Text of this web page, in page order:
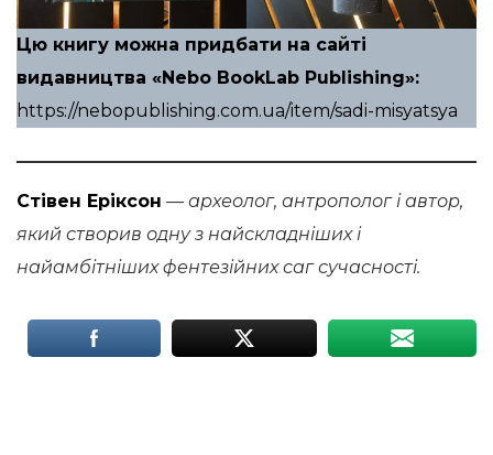
Цю книгу можна придбати на сайті
видавництва «Nebo BookLab Publishing»:
https://nebopublishing.com.ua/item/sadi-misyatsya
Стівен Еріксон — археолог, антрополог і автор,
який створив одну з найскладніших і
найамбітніших фентезійних саг сучасності.